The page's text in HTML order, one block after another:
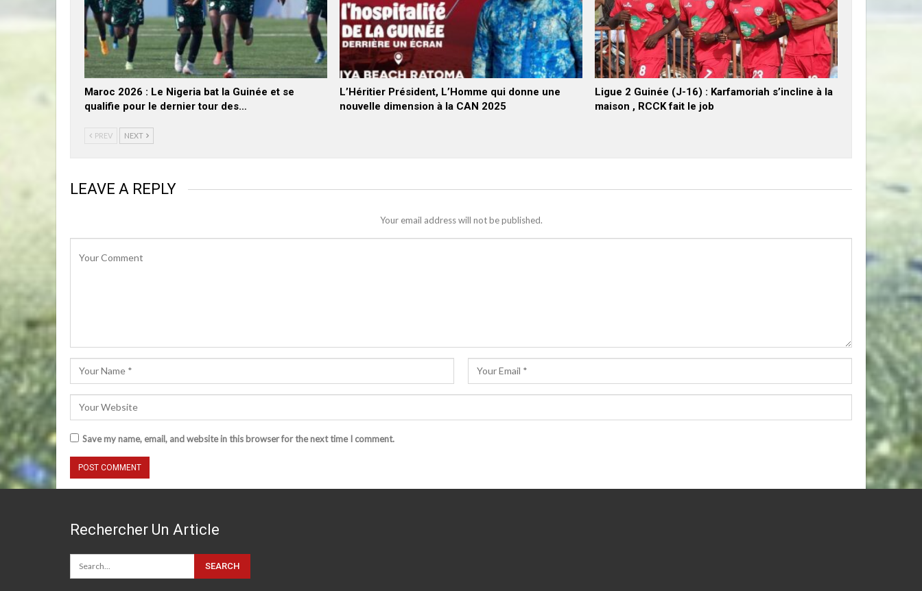
Maroc 2026 : Le Nigeria bat la Guinée et se
qualifie pour le dernier tour des…
L’Héritier Président, L’Homme qui donne une
nouvelle dimension à la CAN 2025
Ligue 2 Guinée (J-16) : Karfamoriah s’incline à la
maison , RCCK fait le job
PREV NEXT
LEAVE A REPLY
Your email address will not be published.
Save my name, email, and website in this browser for the next time I comment.
Rechercher Un Article